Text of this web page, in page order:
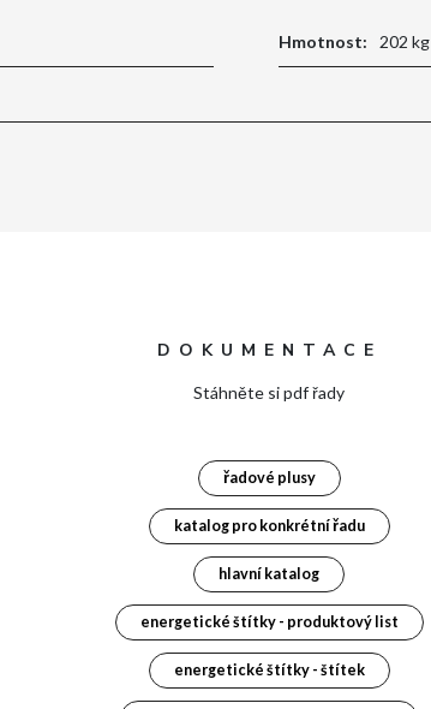
Hmotnost: 202 kg
DOKUMENTACE
Stáhněte si pdf řady
řadové plusy
katalog pro konkrétní řadu
hlavní katalog
energetické štítky - produktový list
energetické štítky - štítek